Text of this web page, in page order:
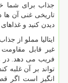
جذاب برای شما
تاریخی غنی آن ها
دیدن کنید و
ایتالیا مملو از
غیر قابل
فریب می دهد. در
تواند بر آن غلبه
انگیز است اگر